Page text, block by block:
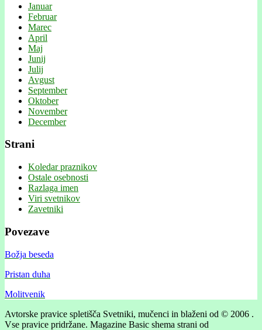
Januar
Februar
Marec
April
Maj
Junij
Julij
Avgust
September
Oktober
November
December
Strani
Koledar praznikov
Ostale osebnosti
Razlaga imen
Viri svetnikov
Zavetniki
Povezave
Božja beseda
Pristan duha
Molitvenik
Avtorske pravice spletišča Svetniki, mučenci in blaženi od © 2006 .
Vse pravice pridržane. Magazine Basic shema strani od